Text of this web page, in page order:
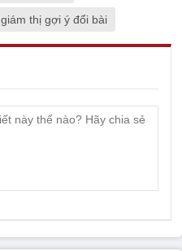
giám thị gợi ý đổi bài